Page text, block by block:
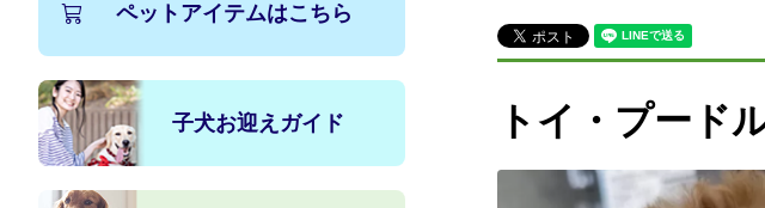
トイ・プード
ペットアイテムはこちら
子犬お迎えガイド